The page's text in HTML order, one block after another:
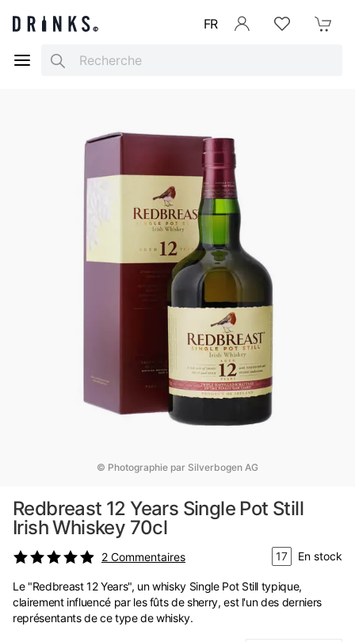
FR
Search
© Photographie par Silverbogen AG
Redbreast 12 Years Single Pot Still
Irish Whiskey 70cl
2 Commentaires 17 En stock
Le "Redbreast 12 Years", un whisky Single Pot Still typique,
clairement influencé par les fûts de sherry, est l'un des derniers
représentants de ce type de whisky.